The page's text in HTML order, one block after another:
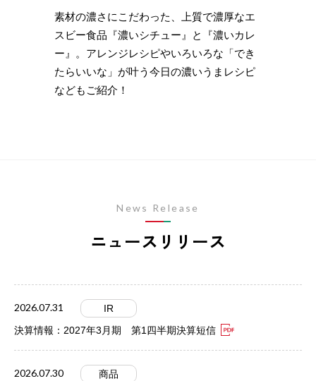
素材の濃さにこだわった、上質で濃厚なエ
スビー食品『濃いシチュー』と『濃いカレ
ー』。アレンジレシピやいろいろな「でき
たらいいな」が叶う今日の濃いうまレシピ
などもご紹介！
ニュースリリース
News Release
2026.07.31
IR
決算情報：2027年3月期 第1四半期決算短信
2026.07.30
商品